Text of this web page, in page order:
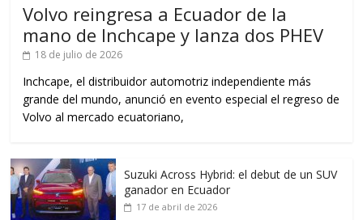
Volvo reingresa a Ecuador de la
mano de Inchcape y lanza dos PHEV
18 de julio de 2026
Inchcape, el distribuidor automotriz independiente más
grande del mundo, anunció en evento especial el regreso de
Volvo al mercado ecuatoriano,
Suzuki Across Hybrid: el debut de un SUV
ganador en Ecuador
17 de abril de 2026